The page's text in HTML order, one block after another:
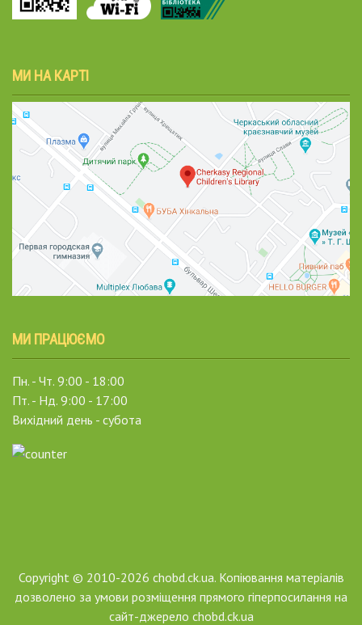
МИ НА КАРТІ
МИ ПРАЦЮЄМО
Пн. - Чт. 9:00 - 18:00
Пт. - Нд. 9:00 - 17:00
Вихідний день - субота
Copyright © 2010-2026 chobd.ck.ua. Копіювання матеріалів
дозволено за умови розміщення прямого гіперпосилання на
сайт-джерело chobd.ck.ua